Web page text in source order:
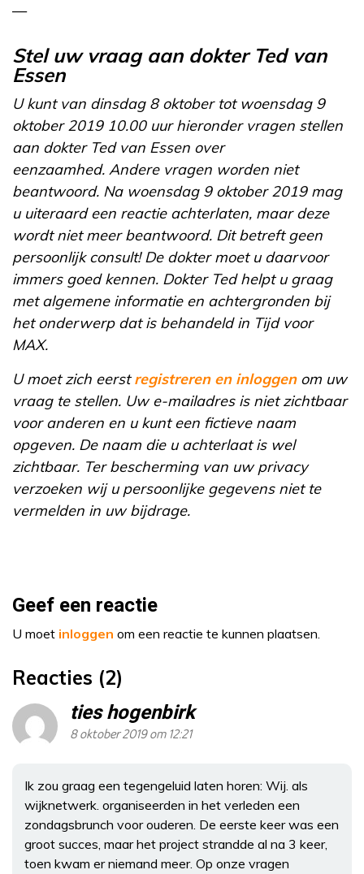
—
Stel uw vraag aan dokter Ted van
Essen
U kunt van dinsdag 8 oktober tot woensdag 9
oktober 2019 10.00 uur hieronder vragen stellen
aan dokter Ted van Essen over
eenzaamhed. Andere vragen worden niet
beantwoord. Na woensdag 9 oktober 2019 mag
u uiteraard een reactie achterlaten, maar deze
wordt niet meer beantwoord. Dit betreft geen
persoonlijk consult! De dokter moet u daarvoor
immers goed kennen. Dokter Ted helpt u graag
met algemene informatie en achtergronden bij
het onderwerp dat is behandeld in Tijd voor
MAX.
U moet zich eerstregistreren en inloggenom uw
vraag te stellen. Uw e-mailadres is niet zichtbaar
voor anderen en u kunt een fictieve naam
opgeven. De naam die u achterlaat is wel
zichtbaar. Ter bescherming van uw privacy
verzoeken wij u persoonlijke gegevens niet te
vermelden in uw bijdrage.
Geef een reactie
U moet inloggen om een reactie te kunnen plaatsen.
Reacties (2)
ties hogenbirk
8 oktober 2019 om 12:21
Ik zou graag een tegengeluid laten horen: Wij. als
wijknetwerk. organiseerden in het verleden een
zondagsbrunch voor ouderen. De eerste keer was een
groot succes, maar het project strandde al na 3 keer,
toen kwam er niemand meer. Op onze vragen